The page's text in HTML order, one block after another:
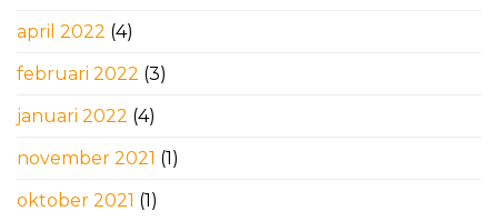
april 2022 (4)
februari 2022 (3)
januari 2022 (4)
november 2021 (1)
oktober 2021 (1)